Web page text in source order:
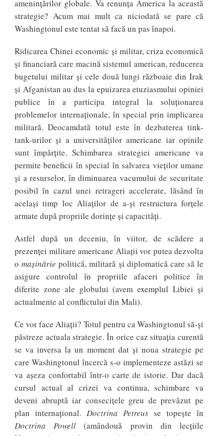
amenințărilor globale. Va renunța America la această
strategie? Acum mai mult ca niciodată se pare că
Washingtonul este tentat să facă un pas înapoi.
Ridicarea Chinei economic și militar, criza economică
și financiară care macină sistemul american, reducerea
bugetului militar și cele două lungi războaie din Irak
și Afganistan au dus la epuizarea etuziasmului opiniei
publice în a participa integral la soluționarea
problemelor internaționale, în special prin implicarea
militară. Deocamdată totul este în dezbaterea tink-
tank-urilor și a universităților americane iar opinile
sunt împărțite. Schimbarea strategiei americane va
permite beneficii în special în salvarea vieților umane
și a resurselor, în diminuarea vacumului de securitate
posibil în cazul unei retrageri accelerate, lăsând în
același timp loc Aliaților de a-și restructura forțele
armate după propriile dorințe și capacități.
Astfel după un deceniu, în viitor, de scădere a
prezenței militare americane Aliații vor putea dezvolta
omașinărie politică, militară și diplomatică care să le
asigure controlul în propriile afaceri politice în
diferite zone ale globului (avem exemplul Libiei și
actualmente al conflictului din Mali).
Ce vor face Aliații? Totul pentru ca Washingtonul să-și
păstreze actuala strategie. În orice caz situația curentă
se va inversa la un moment dat și noua strategie pe
care Washingtonul încercă s-o implementeze astăzi se
va așeza confortabil într-o carte de istorie. Dar dacă
cursul actual al crizei va continua, schimbare va
deveni abruptă iar consecițele greu de prevăzut pe
plan internațional. Doctrina Petreus se topește în
Doctrina Powell (amândouă provin din lecțiile